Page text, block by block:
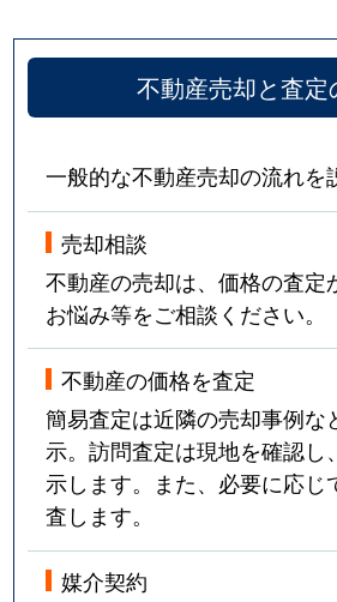
不動産売却と査定
一般的な不動産売却の流れを
売却相談
不動産の売却は、価格の査定
お悩み等をご相談ください。
不動産の価格を査定
簡易査定は近隣の売却事例な
示。訪問査定は現地を確認し
示します。また、必要に応じ
査します。
媒介契約